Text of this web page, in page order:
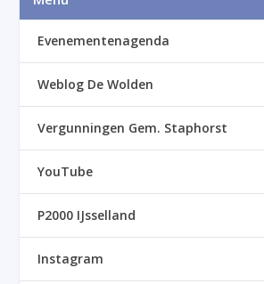
Evenementenagenda
Weblog De Wolden
Vergunningen Gem. Staphorst
YouTube
P2000 IJsselland
Instagram